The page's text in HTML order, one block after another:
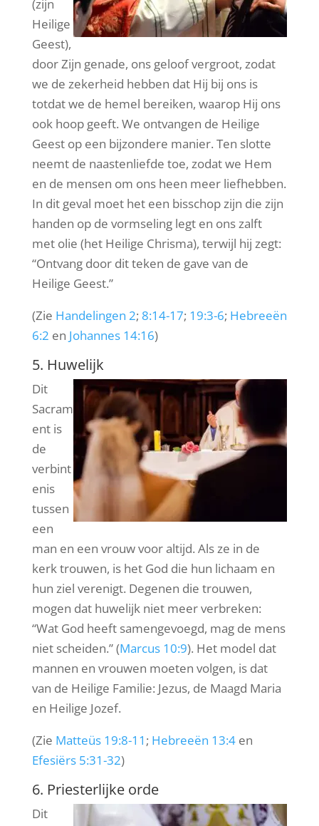
(zijn
Heilige
Geest),
door Zijn genade, ons geloof vergroot, zodat
we de zekerheid hebben dat Hij bij ons is
totdat we de hemel bereiken, waarop Hij ons
ook hoop geeft. We ontvangen de Heilige
Geest op een bijzondere manier. Ten slotte
neemt de naastenliefde toe, zodat we Hem
en de mensen om ons heen meer liefhebben.
In dit geval moet het een bisschop zijn die zijn
handen op de vormseling legt en ons zalft
met olie (het Heilige Chrisma), terwijl hij zegt:
“Ontvang door dit teken de gave van de
Heilige Geest.”
(Zie Handelingen 2; 8:14-17; 19:3-6; Hebreeën
6:2 en Johannes 14:16)
5. Huwelijk
Dit
Sacram
ent is
de
verbint
enis
tussen
een
man en een vrouw voor altijd. Als ze in de
kerk trouwen, is het God die hun lichaam en
hun ziel verenigt. Degenen die trouwen,
mogen dat huwelijk niet meer verbreken:
“Wat God heeft samengevoegd, mag de mens
niet scheiden.” (Marcus 10:9). Het model dat
mannen en vrouwen moeten volgen, is dat
van de Heilige Familie: Jezus, de Maagd Maria
en Heilige Jozef.
(Zie Matteüs 19:8-11 ; Hebreeën 13:4en
Efesiërs 5:31-32)
6. Priesterlijke orde
Dit